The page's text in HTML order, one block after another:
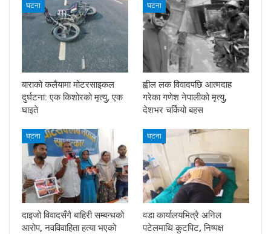
घटना
बाराको कलैयामा मोटरसाइकल
दुर्घटना: एक किशोरको मृत्यु, एक
घाइते
घटना
ह्वील लक विवादपछि आत्मदाह
गरेका गणेश नेपालीको मृत्यु,
देशभर चर्कियो बहस
घटना
दाइजो विवादसँगै बाहिरी सम्बन्धको
आरोप, नवविवाहिता हत्या भएको
घटना
वडा कार्यालयभित्रै अनिल
पटेलमाथि कुटपिट, निष्पक्ष